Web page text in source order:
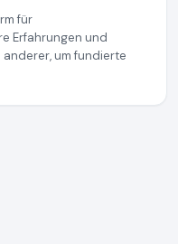
für
Erfahrungen und
um fundierte